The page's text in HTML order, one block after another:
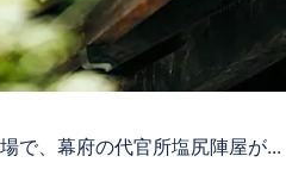
で、幕府の代官所塩尻陣屋が...